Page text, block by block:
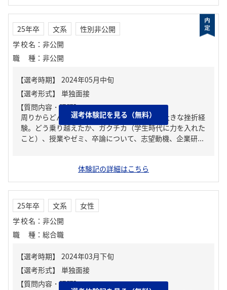
25年卒 文系
性別非公開
学校名 ： 非公開
職種 ： 非公開
【質問内容・課題】
周りからどんな人といわれる？、人生の中で大きな挫折経
験。どう乗り越えたか、ガクチカ（学生時代に力を入れた
こと）、授業やゼミ、卒論について、志望動機、企業研...
選考体験記を見る（無料）
体験記の詳細はこちら
25年卒 文系
女性
学校名 ： 非公開
職種 ： 総合職
【質問内容・課題】